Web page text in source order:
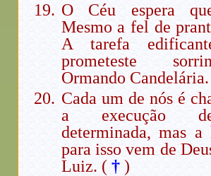
O Céu espera
Mesmo a fel de
A tarefa
prometeste
Ormando
Cada um de nós é
a execução
determinada, mas a
para isso vem de
Luiz. († )